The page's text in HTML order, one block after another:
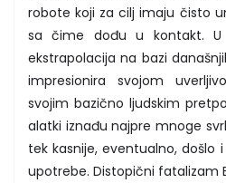
robote koji za cilj imaju čisto
sa čime dođu u kontakt. U
ekstrapolacija na bazi
impresionira svojom
svojim bazično ljudskim
alatki iznađu najpre mnoge
tek kasnije, eventualno, došlo
upotrebe. Distopični fatalizam